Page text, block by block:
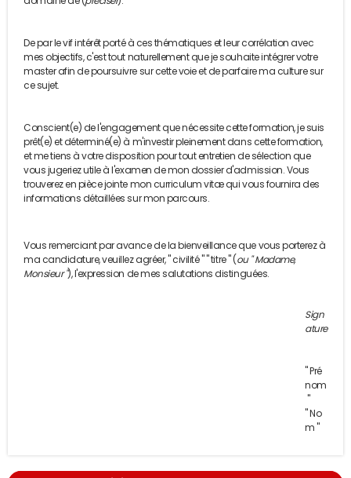
De par le vif intérêt porté à ces thématiques et leur corrélation avec
mes objectifs, c'est tout naturellement que je souhaite intégrer votre
master afin de poursuivre sur cette voie et de parfaire ma culture sur
ce sujet.
Conscient(e) de l'engagement que nécessite cette formation, je suis
prêt(e) et déterminé(e) à m'investir pleinement dans cette formation,
et me tiens à votre disposition pour tout entretien de sélection que
vous jugeriez utile à l'examen de mon dossier d'admission. Vous
trouverez en pièce jointe mon curriculum vitæ qui vous fournira des
informations détaillées sur mon parcours.
Vous remerciant par avance de la bienveillance que vous porterez à
ma candidature, veuillez agréer, " civilité " " titre " ( ou " Madame,
Monsieur "), l'expression de mes salutations distinguées.
Sign
ature
" Pré
nom
" No
m "